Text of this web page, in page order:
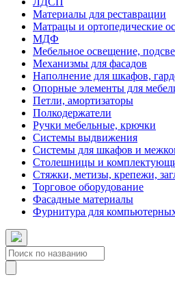
Материалы для реставрации
Матрацы и ортопедические
МДФ
Мебельное освещение,
Механизмы для фасадов
Наполнение для шкафов,
Опорные элементы для
Петли, амортизаторы
Полкодержатели
Ручки мебельные, крючки
Системы выдвижения
Системы для шкафов и
Столешницы и
Стяжки, метизы, крепежи,
Торговое оборудование
Фасадные материалы
Фурнитура для